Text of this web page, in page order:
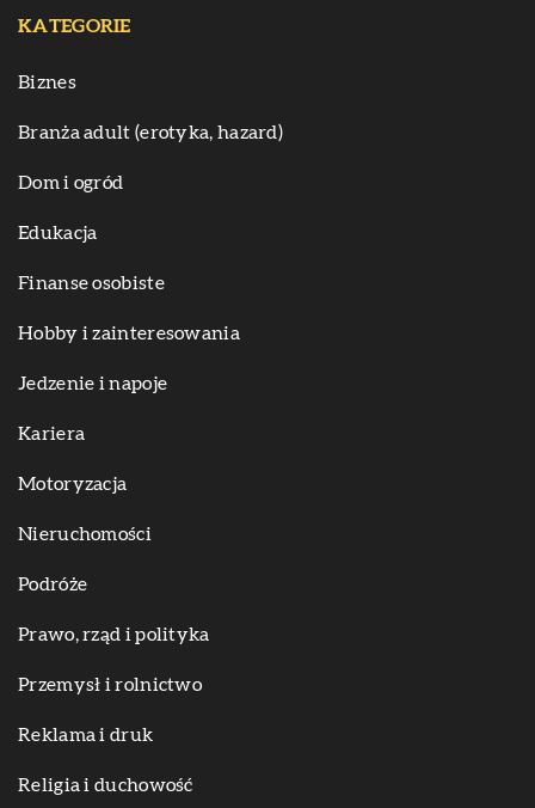
KATEGORIE
Biznes
Branża adult (erotyka, hazard)
Dom i ogród
Edukacja
Finanse osobiste
Hobby i zainteresowania
Jedzenie i napoje
Kariera
Motoryzacja
Nieruchomości
Podróże
Prawo, rząd i polityka
Przemysł i rolnictwo
Reklama i druk
Religia i duchowość